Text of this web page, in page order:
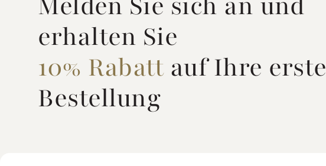
erhalten Sie
10% Rabattauf Ihre erste
Bestellung